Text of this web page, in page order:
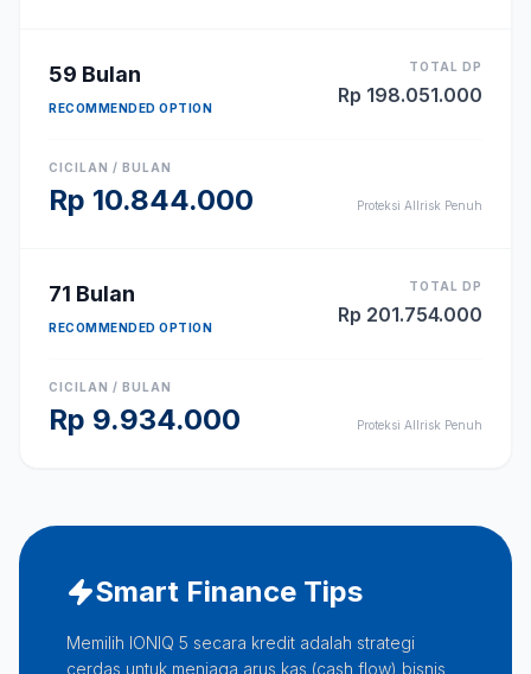
59 Bulan
RECOMMENDED OPTION
TOTAL DP
Rp 198.051.000
CICILAN / BULAN
Rp 10.844.000 Proteksi Allrisk Penuh
71 Bulan
RECOMMENDED OPTION
TOTAL DP
Rp 201.754.000
CICILAN / BULAN
Rp 9.934.000 Proteksi Allrisk Penuh
Smart Finance Tips
Memilih IONIQ 5 secara kredit adalah strategi
cerdas untuk menjaga arus kas (cash flow) bisnis